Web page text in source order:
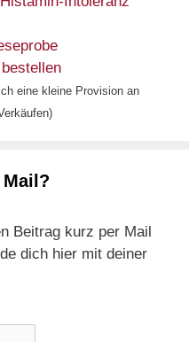
eine kleine Provision an
Beitrag kurz per Mail
dich hier mit deiner